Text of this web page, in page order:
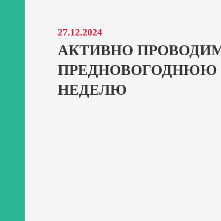
27.12.2024
АКТИВНО
ПРЕДНОВОГОДНЮЮ
НЕДЕЛЮ